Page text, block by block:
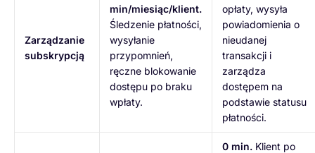
Zarządzanie
subskrypcją
min/miesiąc/klient.
Śledzenie płatności,
wysyłanie
przypomnień,
ręczne blokowanie
dostępu po braku
wpłaty.
opłaty, wysyła
powiadomienia o
nieudanej
transakcji i
zarządza
dostępem na
podstawie statusu
płatności.
0 min. Klient po